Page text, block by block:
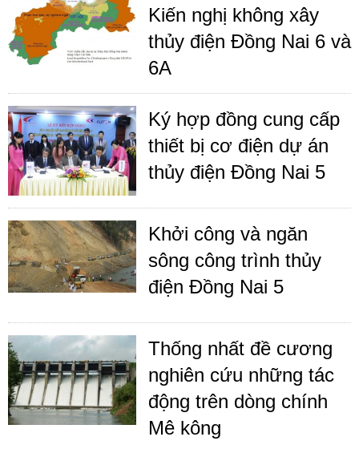
Kiến nghị không xây
thủy điện Đồng Nai 6 và
6A
Ký hợp đồng cung cấp
thiết bị cơ điện dự án
thủy điện Đồng Nai 5
Khởi công và ngăn
sông công trình thủy
điện Đồng Nai 5
Thống nhất đề cương
nghiên cứu những tác
động trên dòng chính
Mê kông